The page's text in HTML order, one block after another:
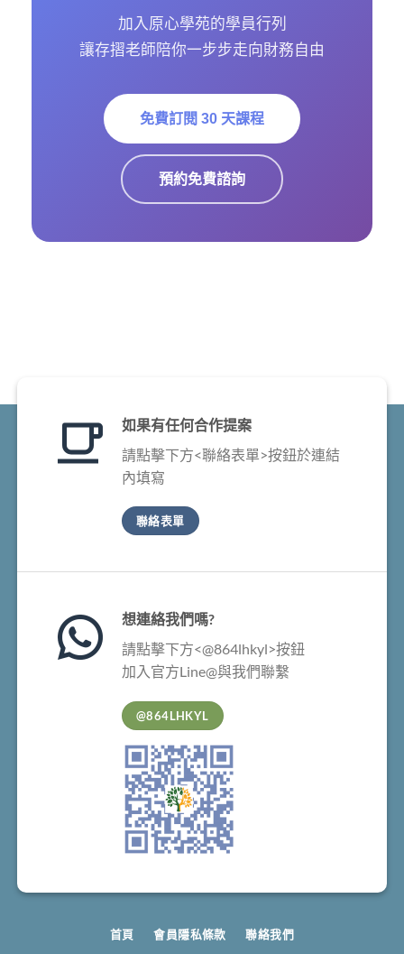
加入原心學苑的學員行列
讓存摺老師陪你一步步走向財務自由
免費訂閱 30 天課程
預約免費諮詢
如果有任何合作提案
請點擊下方<聯絡表單>按鈕於連結
內填寫
聯絡表單
想連絡我們嗎?
請點擊下方<@864lhkyl>按鈕
加入官方Line@與我們聯繫
@864LHKYL
首頁 會員隱私條款 聯絡我們